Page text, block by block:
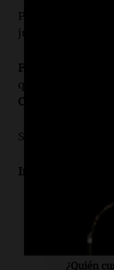
Para recordar su
junto a
Ferrer
describió
que estoy
Callao
, que un
Su legado sigue
Informe de
Lectura
¿Quién